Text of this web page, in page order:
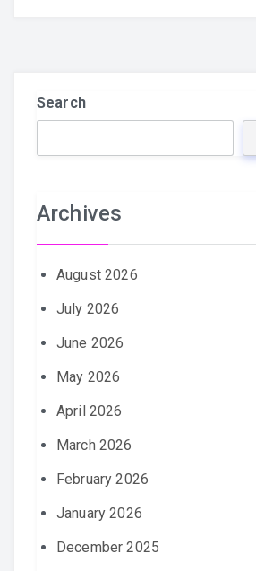
Search
Archives
August 2026
July 2026
June 2026
May 2026
April 2026
March 2026
February 2026
January 2026
December 2025